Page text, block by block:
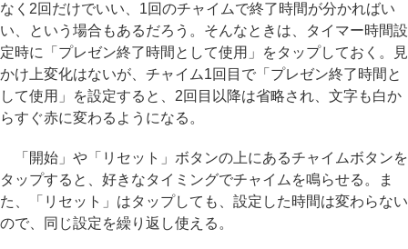
なく2回だけでいい、1回のチャイムで終了時間が分かればい
い、という場合もあるだろう。そんなときは、タイマー時間設
定時に「プレゼン終了時間として使用」をタップしておく。見
かけ上変化はないが、チャイム1回目で「プレゼン終了時間と
して使用」を設定すると、2回目以降は省略され、文字も白か
らすぐ赤に変わるようになる。
「開始」や「リセット」ボタンの上にあるチャイムボタンを
タップすると、好きなタイミングでチャイムを鳴らせる。ま
た、「リセット」はタップしても、設定した時間は変わらない
ので、同じ設定を繰り返し使える。